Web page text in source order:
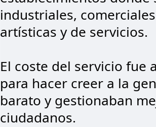
industriales,
artísticas y de servicios.
El coste del servicio fue
para hacer creer a la
barato y gestionaban
ciudadanos.